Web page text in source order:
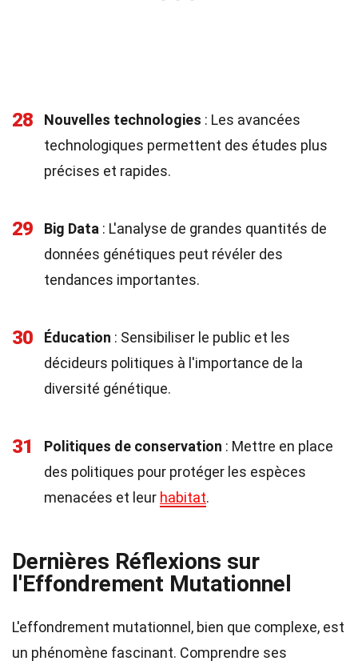
28 Nouvelles technologies : Les avancées
technologiques permettent des études plus
précises et rapides.
29 Big Data : L'analyse de grandes quantités de
données génétiques peut révéler des
tendances importantes.
30 Éducation : Sensibiliser le public et les
décideurs politiques à l'importance de la
diversité génétique.
31 Politiques de conservation : Mettre en place
des politiques pour protéger les espèces
menacées et leur habitat.
Dernières Réflexions sur
l'Effondrement Mutationnel
L'effondrement mutationnel, bien que complexe, est
un phénomène fascinant. Comprendre ses